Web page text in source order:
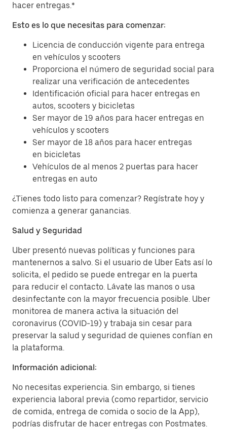
hacer entregas.*
Esto es lo que necesitas para comenzar:
Licencia de conducción vigente para entrega
en vehículos y scooters
Proporciona el número de seguridad social para
realizar una verificación de antecedentes
Identificación oficial para hacer entregas en
autos, scooters y bicicletas
Ser mayor de 19 años para hacer entregas en
vehículos y scooters
Ser mayor de 18 años para hacer entregas
en bicicletas
Vehículos de al menos 2 puertas para hacer
entregas en auto
¿Tienes todo listo para comenzar? Regístrate hoy y
comienza a generar ganancias.
Salud y Seguridad
Uber presentó nuevas políticas y funciones para
mantenernos a salvo. Si el usuario de Uber Eats así lo
solicita, el pedido se puede entregar en la puerta
para reducir el contacto. Lávate las manos o usa
desinfectante con la mayor frecuencia posible. Uber
monitorea de manera activa la situación del
coronavirus (COVID-19) y trabaja sin cesar para
preservar la salud y seguridad de quienes confían en
la plataforma.
Información adicional:
No necesitas experiencia. Sin embargo, si tienes
experiencia laboral previa (como repartidor, servicio
de comida, entrega de comida o socio de la App),
podrías disfrutar de hacer entregas con Postmates.